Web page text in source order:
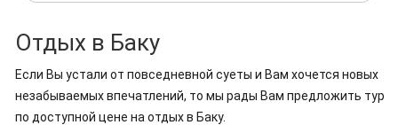
Отдых в Баку
Если Вы устали от повседневной суеты и Вам хочется новых
незабываемых впечатлений, то мы рады Вам предложить тур
по доступной цене на отдых в Баку.